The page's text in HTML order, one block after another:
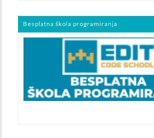
Besplatna škola programiranja